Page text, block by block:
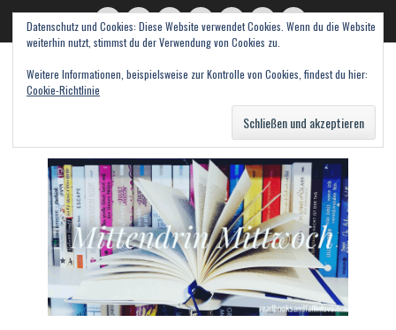
TwitterE-
Mail
Feed WordPress
PinterestInstagramWebseite
read books and fall in love
Datenschutz und Cookies: Diese Website verwendet Cookies. Wenn du die Website
weiterhin nutzt, stimmst du der Verwendung von Cookies zu.
Weitere Informationen, beispielsweise zur Kontrolle von Cookies, findest du hier:
Cookie-Richtlinie